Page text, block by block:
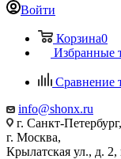
Войти
Корзина0
Избранные
Сравнение
info@shonx.ru
г. Санкт-
г. Москва,
Крылатская ул., д. 2,